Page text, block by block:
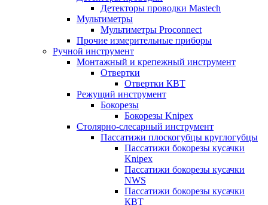
Детекторы проводки Mastech
Мультиметры
Мультиметры Proconnect
Прочие измерительные приборы
Ручной инструмент
Монтажный и крепежный инструмент
Отвертки
Отвертки КВТ
Режущий инструмент
Бокорезы
Бокорезы Knipex
Столярно-слесарный инструмент
Пассатижи плоскогубцы круглогубцы
Пассатижи бокорезы кусачки
Knipex
Пассатижи бокорезы кусачки
NWS
Пассатижи бокорезы кусачки
КВТ